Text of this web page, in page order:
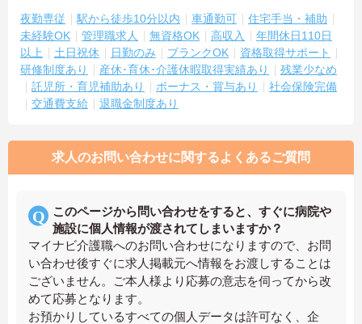
夜勤専従 駅から徒歩10分以内 車通勤可
住宅手当・補助
未経験OK
管理職求人 無資格OK 高収入
年間休日110日
以上
土日祝休 日勤のみ ブランクOK
資格取得サポート
研修制度あり
産休･育休･介護休暇取得実績あり
残業少なめ
託児所・育児補助あり
ボーナス・賞与あり
社会保険完備
交通費支給
退職金制度あり
求人のお問い合わせに関するよくあるご質問
このページから問い合わせをすると、すぐに病院や
施設に個人情報が渡されてしまいますか？
マイナビ介護職へのお問い合わせになりますので、お問
い合わせ後すぐに求人掲載元へ情報をお渡しすることは
ございません。ご本人様より応募の意志を伺ってから改
めて応募となります。
お預かりしているすべての個人データは許可なく、企